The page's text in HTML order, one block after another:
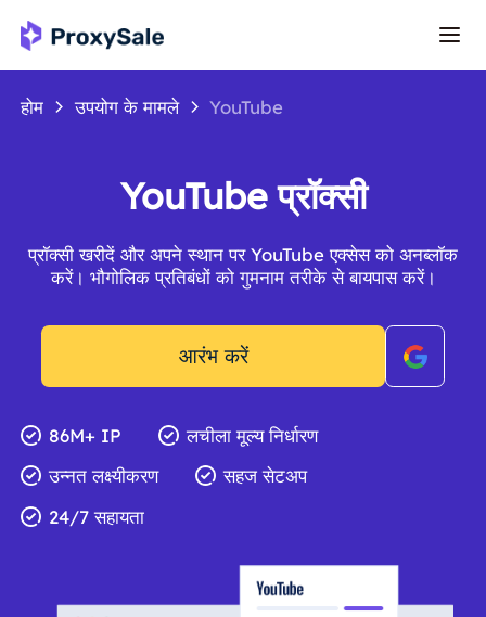
होम उपयोग के मामले YouTube
YouTube प्रॉक्सी
प्रॉक्सी खरीदें और अपने स्थान पर YouTube एक्सेस को अनब्लॉक
करें। भौगोलिक प्रतिबंधों को गुमनाम तरीके से बायपास करें।
आरंभ करें
86M+ IP
लचीला मूल्य निर्धारण
उन्नत लक्ष्यीकरण
सहज सेटअप
24/7 सहायता